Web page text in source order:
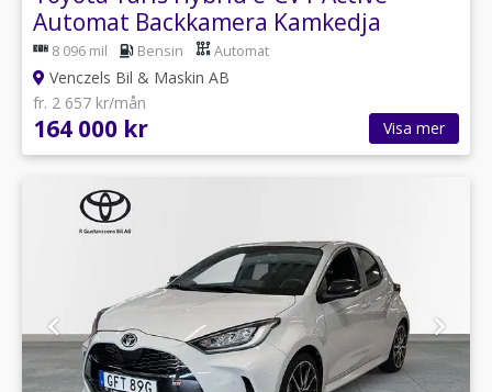
Automat Backkamera Kamkedja
8 096 mil Bensin Automat
Venczels Bil & Maskin AB
fr. 2 657 kr/mån
164 000 kr Visa mer